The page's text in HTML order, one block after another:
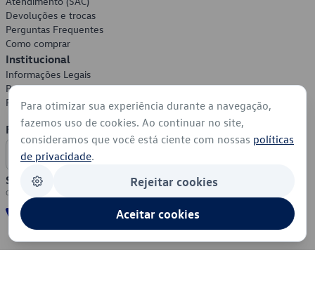
Devoluções e trocas
Perguntas Frequentes
Como comprar
Institucional
Informações Legais
Política de Privacidade
Política de Cookies
Formas de Pagamento
Segurança
Para otimizar sua experiência durante a navegação,
fazemos uso de cookies. Ao continuar no site,
consideramos que você está ciente com nossas políticas
de privacidade.
Rejeitar cookies
Aceitar cookies